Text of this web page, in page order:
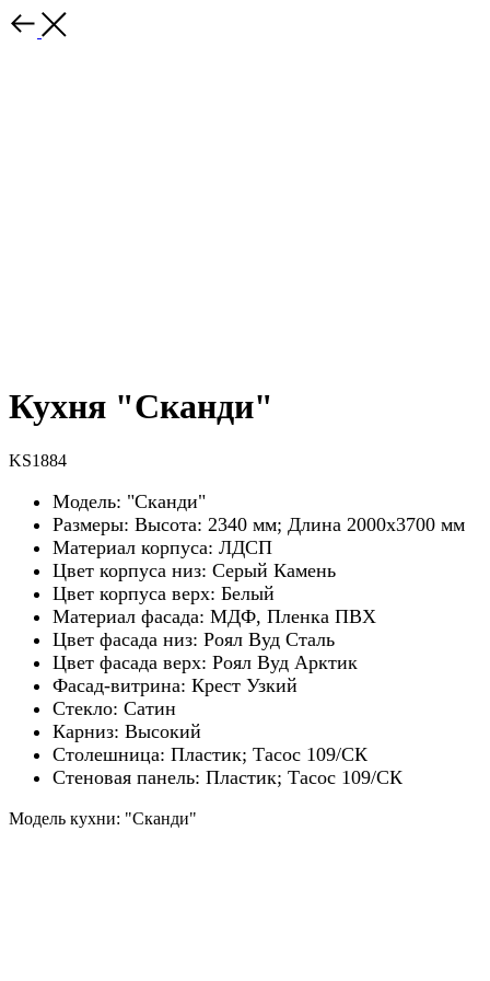
Кухня "Сканди"
KS1884
Модель: "Сканди"
Размеры: Высота: 2340 мм; Длина 2000х3700 мм
Материал корпуса: ЛДСП
Цвет корпуса низ: Серый Камень
Цвет корпуса верх: Белый
Материал фасада: МДФ, Пленка ПВХ
Цвет фасада низ: Роял Вуд Сталь
Цвет фасада верх: Роял Вуд Арктик
Фасад-витрина: Крест Узкий
Стекло: Сатин
Карниз: Высокий
Столешница: Пластик; Тасос 109/СК
Стеновая панель: Пластик; Тасос 109/СК
Модель кухни: "Сканди"